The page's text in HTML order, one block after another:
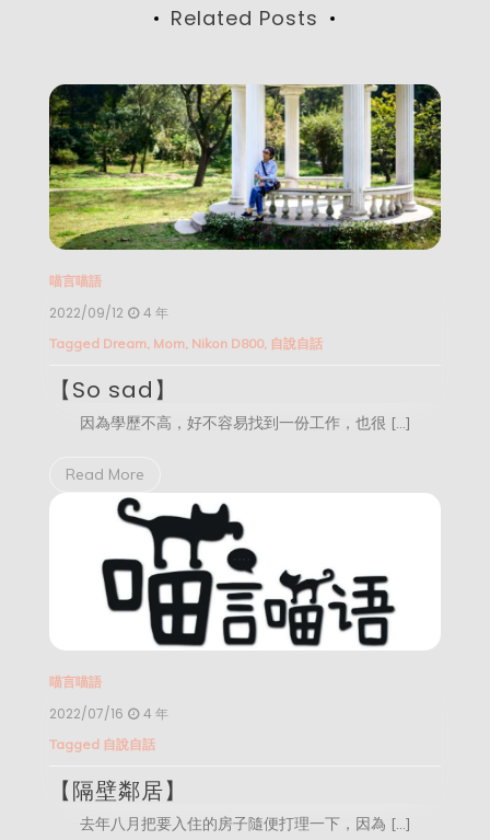
Related Posts
喵言喵語
2022/09/12 4 年
Tagged Dream, Mom, Nikon D800, 自說自話
【So sad】
因為學歷不高，好不容易找到一份工作，也很 […]
Read More
喵言喵語
2022/07/16 4 年
Tagged 自說自話
【隔壁鄰居】
去年八月把要入住的房子隨便打理一下，因為 […]